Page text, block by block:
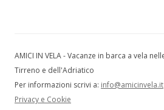
AMICI IN VELA - Vacanze in barca a vela
Tirreno e dell'Adriatico
Per informazioni scrivi a: info@amicinvela.it
Privacy e Cookie